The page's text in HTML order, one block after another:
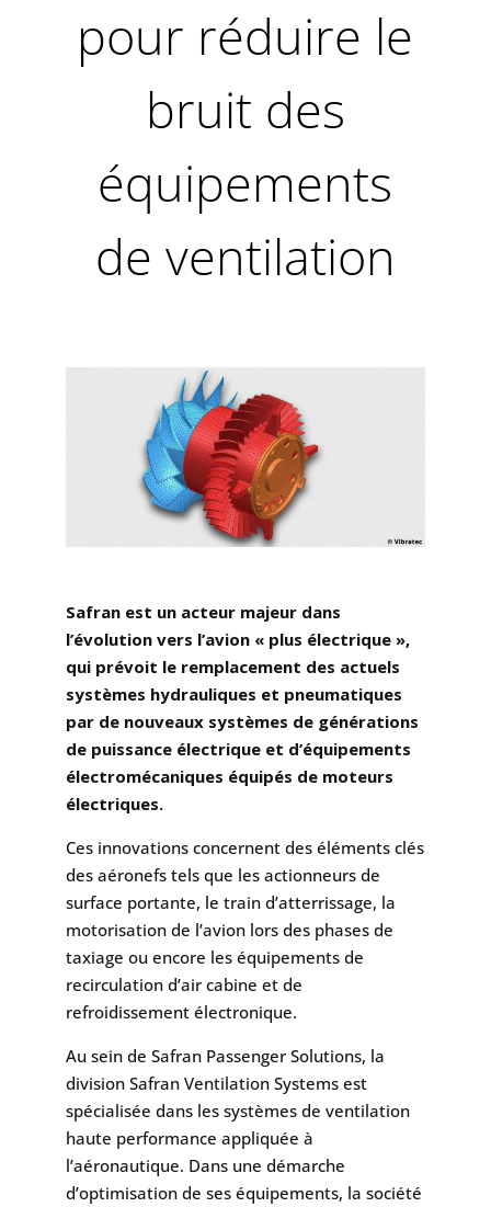
pour réduire le
bruit des
équipements
de ventilation
Safran est un acteur majeur dans
l’évolution vers l’avion « plus électrique »,
qui prévoit le remplacement des actuels
systèmes hydrauliques et pneumatiques
par de nouveaux systèmes de générations
de puissance électrique et d’équipements
électromécaniques équipés de moteurs
électriques.
Ces innovations concernent des éléments clés
des aéronefs tels que les actionneurs de
surface portante, le train d’atterrissage, la
motorisation de l’avion lors des phases de
taxiage ou encore les équipements de
recirculation d’air cabine et de
refroidissement électronique.
Au sein de Safran Passenger Solutions, la
division Safran Ventilation Systems est
spécialisée dans les systèmes de ventilation
haute performance appliquée à
l’aéronautique. Dans une démarche
d’optimisation de ses équipements, la société